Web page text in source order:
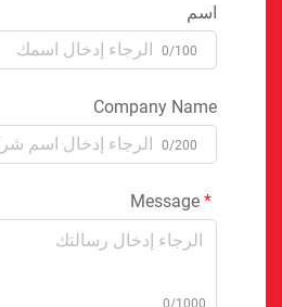
اسم
0/100
Company Name
0/200
0/1000